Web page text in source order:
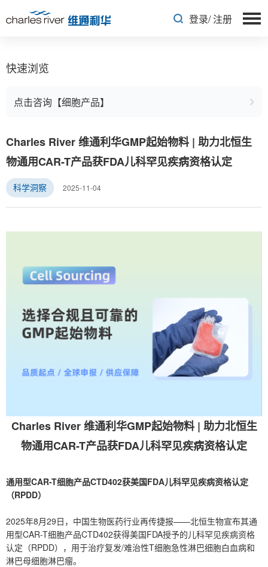
登录/注册
快速浏览
点击咨询【细胞产品】
Charles River 维通利华GMP起始物料 | 助力北恒生
物通用CAR-T产品获FDA儿科罕见疾病资格认定
科学洞察 2025-11-04
Charles River 维通利华GMP起始物料 | 助力北恒生
物通用CAR-T产品获FDA儿科罕见疾病资格认定
通用型CAR-T细胞产品CTD402获美国FDA儿科罕见疾病资格认定
（RPDD）
2025年8月29日，中国生物医药行业再传捷报——北恒生物宣布其通
用型CAR-T细胞产品CTD402获得美国FDA授予的儿科罕见疾病资格
认定（RPDD），用于治疗复发/难治性T细胞急性淋巴细胞白血病和
淋巴母细胞淋巴瘤。